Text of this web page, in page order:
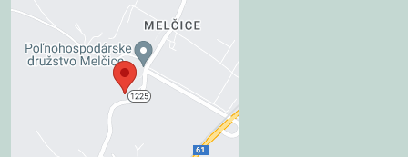
Externý obsah je
blokovaný Voľbami
súkromia
Prajete si načítať externý obsah?
Povoliť tentokrát